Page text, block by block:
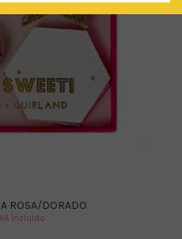
ROSA/DORADO
Incluido